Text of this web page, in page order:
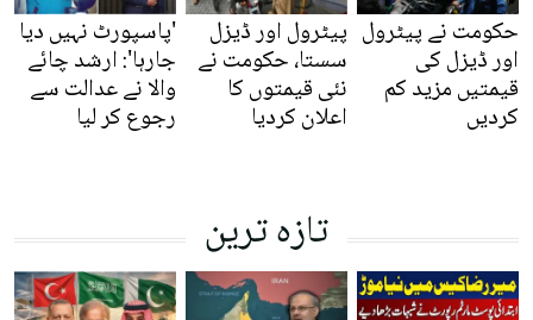
حکومت نے پیٹرول
اور ڈیزل کی
قیمتیں مزید کم
کردیں
پیٹرول اور ڈیزل
سستا، حکومت نے
نئی قیمتوں کا
اعلان کردیا
'پاسپورٹ نہیں دیا
جارہا': ارشد چائے
والا نے عدالت سے
رجوع کر لیا
تازہ ترین